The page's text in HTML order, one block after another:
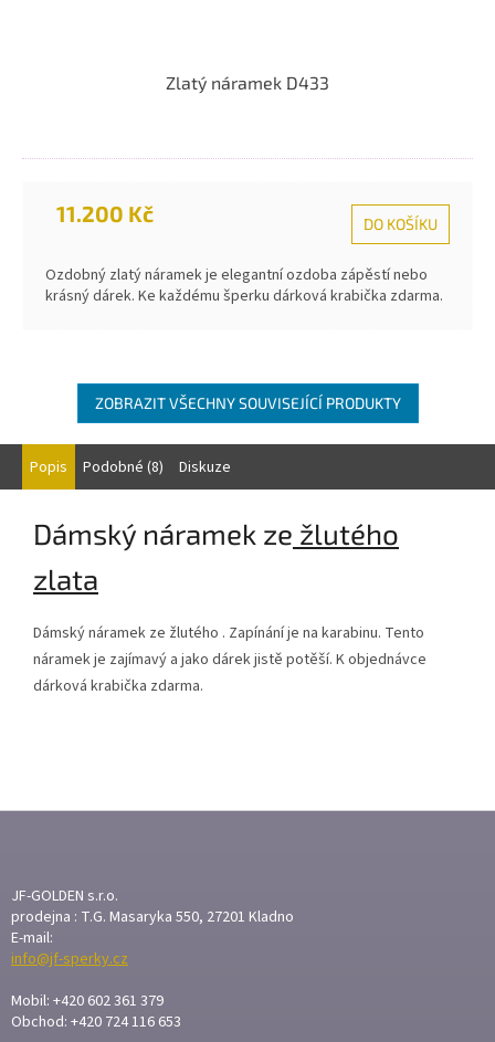
Zlatý náramek D433
11.200 Kč DO KOŠÍKU
Ozdobný zlatý náramek je elegantní ozdoba zápěstí nebo
krásný dárek. Ke každému šperku dárková krabička zdarma.
ZOBRAZIT VŠECHNY SOUVISEJÍCÍ PRODUKTY
Popis Podobné (8) Diskuze
Dámský náramek ze žlutého
zlata
Dámský náramek ze žlutého . Zapínání je na karabinu. Tento
náramek je zajímavý a jako dárek jistě potěší. K objednávce
dárková krabička zdarma.
A
T
JF-GOLDEN s.r.o.
prodejna : T.G. Masaryka 550, 27201 Kladno
E-mail:
info@jf-sperky.cz
Mobil: +420 602 361 379
Obchod: +420 724 116 653